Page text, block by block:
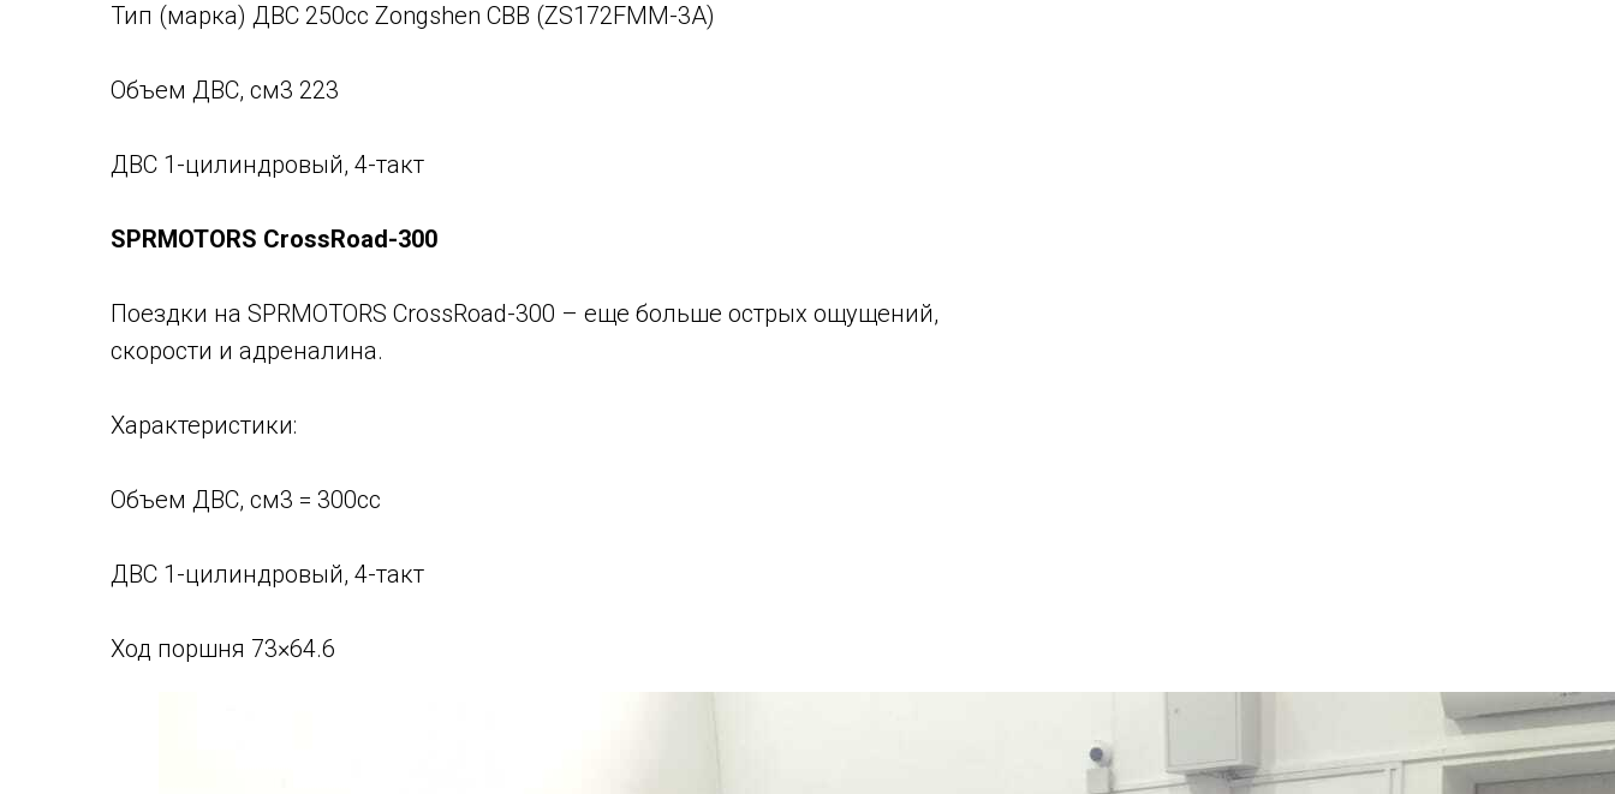
Тип (марка) ДВС 250cc Zongshen CBB (ZS172FMM-3A)
Объем ДВС, см3 223
ДВС 1-цилиндровый, 4-такт
SPRMOTORS CrossRoad-300
Поездки на SPRMOTORS CrossRoad-300 – еще больше острых ощущений,
скорости и адреналина.
Характеристики:
Объем ДВС, см3 = 300cc
ДВС 1-цилиндровый, 4-такт
Ход поршня 73×64.6